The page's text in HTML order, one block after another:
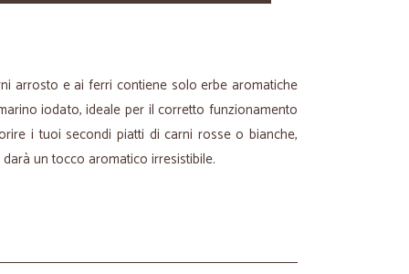
arrosto e ai ferri contiene solo erbe aromatiche
iodato, ideale per il corretto funzionamento
i tuoi secondi piatti di carni rosse o bianche,
un tocco aromatico irresistibile.